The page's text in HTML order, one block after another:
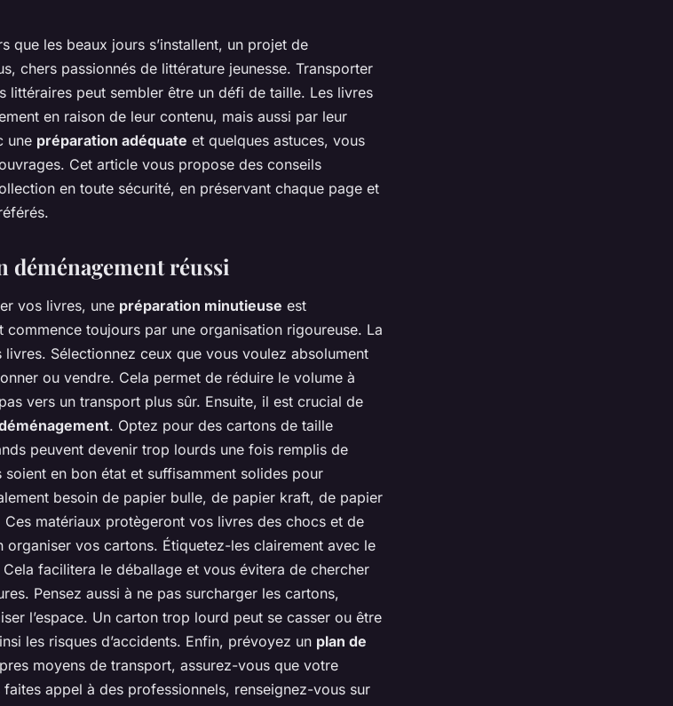
que les beaux jours s’installent, un projet de
chers passionnés de littérature jeunesse. Transporter
littéraires peut sembler être un défi de taille. Les livres
en raison de leur contenu, mais aussi par leur
une préparation adéquate et quelques astuces, vous
Cet article vous propose des conseils
en toute sécurité, en préservant chaque page et
déménagement réussi
vos livres, une préparation minutieuse est
commence toujours par une organisation rigoureuse. La
Sélectionnez ceux que vous voulez absolument
ou vendre. Cela permet de réduire le volume à
vers un transport plus sûr. Ensuite, il est crucial de
. Optez pour des cartons de taille
peuvent devenir trop lourds une fois remplis de
soient en bon état et suffisamment solides pour
besoin de papier bulle, de papier kraft, de papier
matériaux protègeront vos livres des chocs et de
organiser vos cartons. Étiquetez-les clairement avec le
facilitera le déballage et vous évitera de chercher
Pensez aussi à ne pas surcharger les cartons,
l’espace. Un carton trop lourd peut se casser ou être
les risques d’accidents. Enfin, prévoyez un plan de
moyens de transport, assurez-vous que votre
appel à des professionnels, renseignez-vous sur